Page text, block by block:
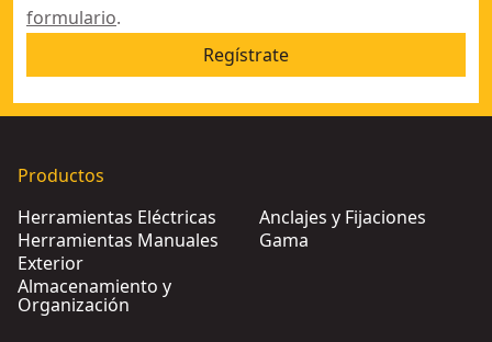
formulario.
Regístrate
Productos
Herramientas Eléctricas
Herramientas Manuales
Exterior
Almacenamiento y
Organización
Anclajes y Fijaciones
Gama